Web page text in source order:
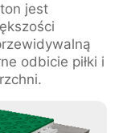
jest
odbicie piłki i